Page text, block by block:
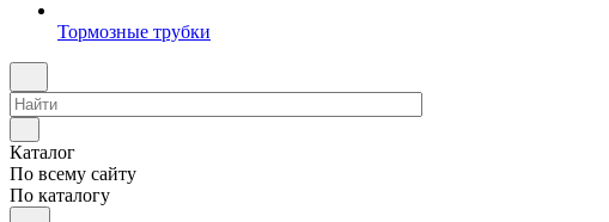
Тормозные трубки
Каталог
По всему сайту
По каталогу